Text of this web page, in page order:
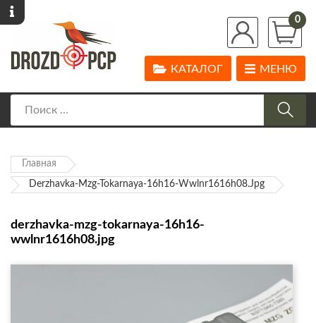
0
МЕНЮ
КАТАЛОГ
Главная
Derzhavka-Mzg-Tokarnaya-16h16-Wwlnr1616h08.jpg
derzhavka-mzg-tokarnaya-16h16-
wwlnr1616h08.jpg